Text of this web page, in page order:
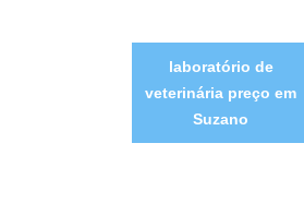
laboratório de
veterinária preço em
Suzano